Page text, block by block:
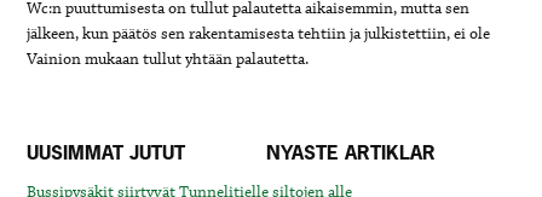
Wc:n puuttumisesta on tullut palautetta aikaisemmin, mutta sen
jälkeen, kun päätös sen rakentamisesta tehtiin ja julkistettiin, ei ole
Vainion mukaan tullut yhtään palautetta.
UUSIMMAT JUTUT NYASTE ARTIKLAR
Bussipysäkit siirtyvät Tunnelitielle siltojen alle